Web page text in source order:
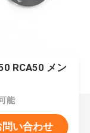
RCA50 メン
能
問い合わせ